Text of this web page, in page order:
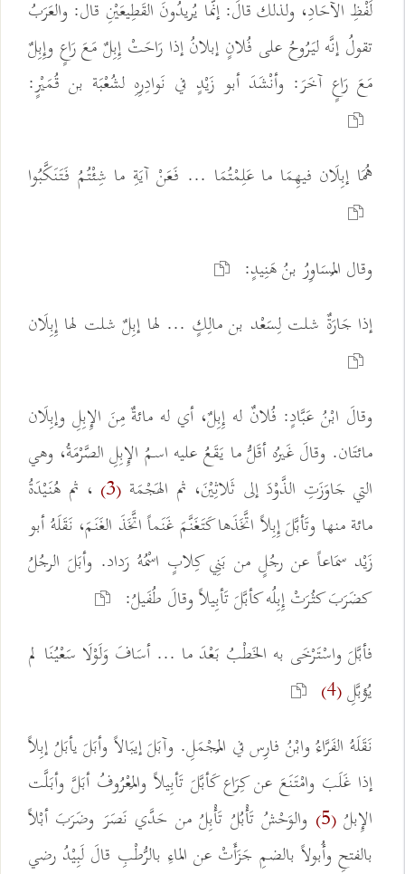
لَفْظِ الآحَادِ، ولذلك قالَ: إنَّما يُريدُونَ القَطِيعَيْنِ قال: والعَرَبُ
تقولُ إنَّه ليَرُوحُ على فُلانٍ إبلانُ إذا رَاحَتْ إِبِلٌ مَعَ رَاعٍ وإِبِلٌ
مَعَ رَاعٍ آخَرَ: وأنْشَدَ أبو زَيْدٍ في نَوادِرِهِ لشُعْبَة بن قُمَيْرٍ:
هُمَا إبِلَان فيهِمَا ما عَلِمْتُمَا ... فَعَنْ آيَةِ ما شِئْتُمُ فَتَنَكَّبُوا
وقال المُسَاوِرُ بنُ هَنِيدٍ:
إذا جَارَةٌ شلت لِسَعْد بن مالِكٍ ... لها إبِلٌ شلت لها إِبِلَان
وقالَ ابْنُ عَبَّادٍ: فُلانٌ له إِبِلٌ، أي له مائةٌ مِنَ الإِبِلِ وإبِلَان
مائتَان. وقالَ غَيرُه أقَلُّ ما يَقَعُ عليه اسمُ الإِبِلِ الصَّرْمَةُ، وهي
التي جَاوَزَتِ الذَّوْدَ إلى ثَلاثِيْنَ، ثم الهَجْمَة (3)
، ثم هُنَيْدَةُ
مائة منها وتَأبَّلَ إِبِلاً اتَّخَذَها كَتَغَنَّمَ غَنَماً اتَّخَذَ الغَنَمَ، نَقَلَهُ أبو
زَيْد سمَاعاً عن رجُلٍ من بَنِي كِلابٍ اسْمُهُ رَداد. وأبَلَ الرجُلُ
كضَرَبَ كثُرَتْ إِبِلُه كأبَّلَ تَأبِيلاً وقالَ طُفَيلُ:
فأبَّلَ واسْتَرْخَى به الخَطْبُ بَعْدَ ما ... أسَافَ وَلَوْلَا سَعْيُنَا لم
يُؤبَّلِ(4)
نَقَلَهُ الفَرَّاءُ وابْنُ فارِس في المُجْمَلِ. وآبَلَ إيبَالاً وأبَلَ يأبَلُ إبِلاً
إذا غَلَبَ وامْتَنَعَ عن كِرَاع كَأبَّلَ تَأبِيلاً والمَعْرُوفُ أبَلَّ وأبَلَّت
الإِبلُ(5)
والوَحْشُ تَأْبُلُ تَأْبِلُ من حَدَّي نَصَرَ وضَرَبَ أبْلاً
بالفتحِ وأُبولاً بالضمِ جَزَأَتْ عن الماءِ بالرُّطْبِ قالَ لَبِيْدُ رضي